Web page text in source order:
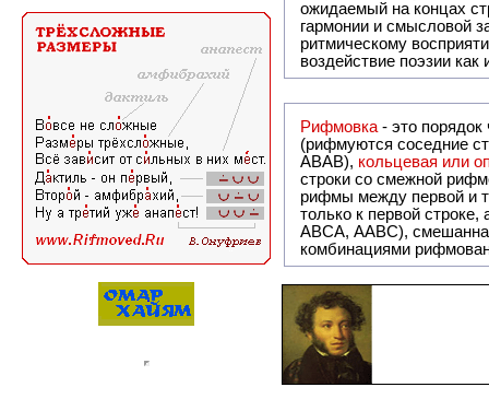
ожидаемый на концах
гармонии и смысловой
ритмическому
воздействие поэзии
Рифмовка - это
(рифмуются соседние
ABAB), кольцевая или
строки со смежной
рифмы между первой и
только к первой
ABCA, AABC), смешанная или вольная рифмовка (рифмовка в сложных строфах с различными
комбинациями